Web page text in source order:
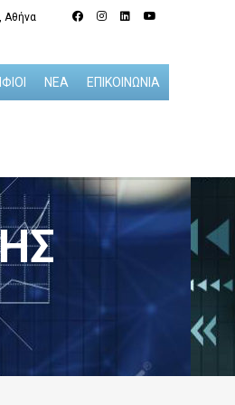
Αθήνα
ΝΕΑ ΕΠΙΚΟΙΝΩΝΙΑ